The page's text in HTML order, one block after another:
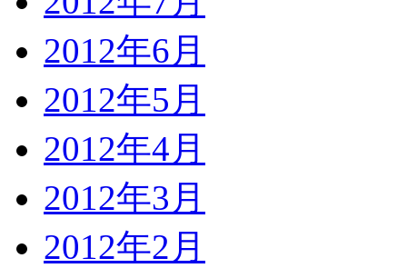
2012年6月
2012年5月
2012年4月
2012年3月
2012年2月